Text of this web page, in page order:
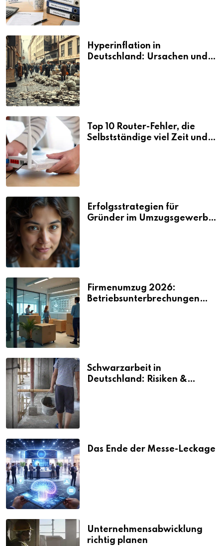
Hyperinflation in
Deutschland: Ursachen und
Top 10 Router-Fehler, die
Selbstständige viel Zeit und
Erfolgsstrategien für
Gründer im Umzugsgewerbe
Firmenumzug 2026:
Betriebsunterbrechungen
Schwarzarbeit in
Deutschland: Risiken &
Das Ende der Messe-Leckage
Unternehmensabwicklung
richtig planen